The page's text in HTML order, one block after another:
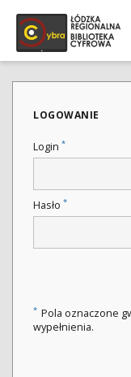
LOGOWANIE
Login *
Hasło *
* Pola oznaczone
wypełnienia.